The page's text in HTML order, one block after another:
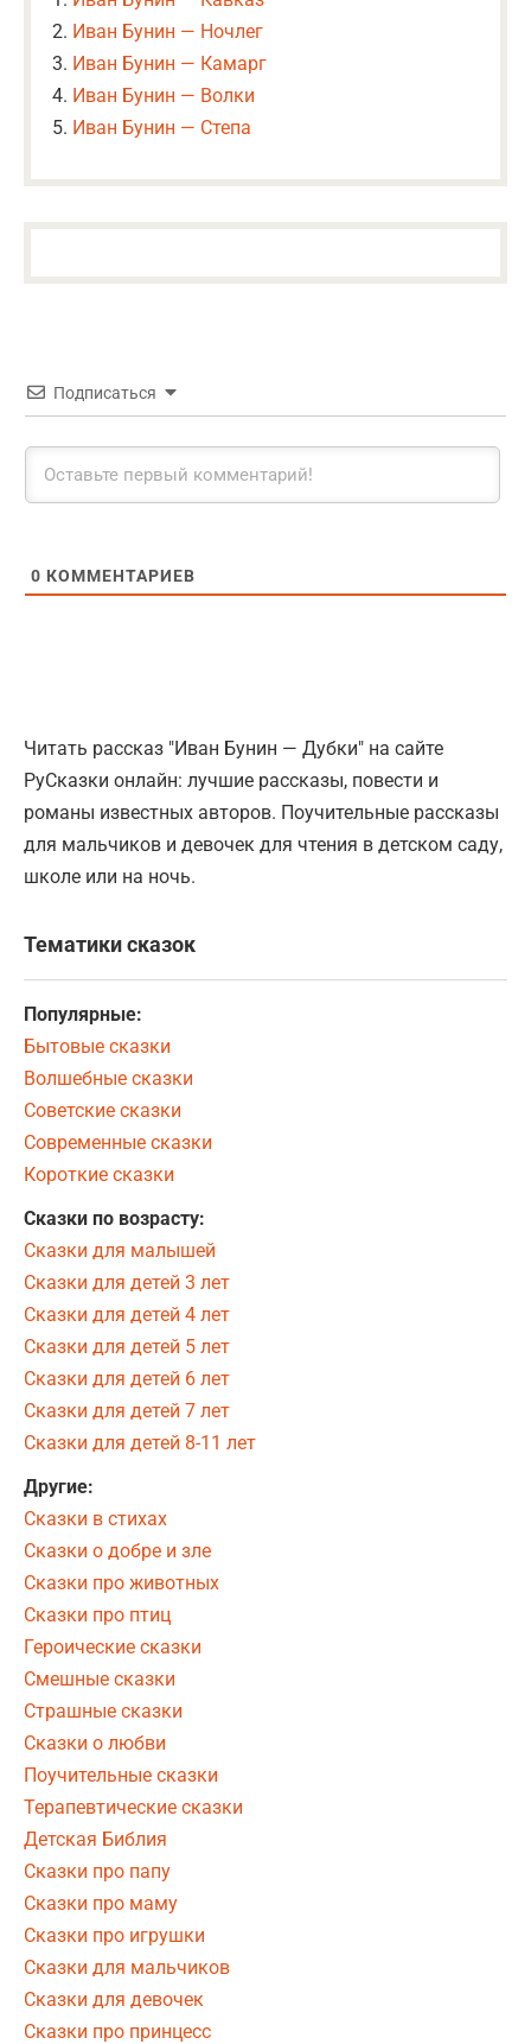
Иван Бунин — Ночлег
Иван Бунин — Камарг
Иван Бунин — Волки
Иван Бунин — Степа
Подписаться
0 КОММЕНТАРИЕВ
Читать рассказ "Иван Бунин — Дубки" на сайте
РуСказки онлайн: лучшие рассказы, повести и
романы известных авторов. Поучительные рассказы
для мальчиков и девочек для чтения в детском саду,
школе или на ночь.
Тематики сказок
Популярные:
Бытовые сказки
Волшебные сказки
Советские сказки
Современные сказки
Короткие сказки
Сказки по возрасту:
Сказки для малышей
Сказки для детей 3 лет
Сказки для детей 4 лет
Сказки для детей 5 лет
Сказки для детей 6 лет
Сказки для детей 7 лет
Сказки для детей 8-11 лет
Другие:
Сказки в стихах
Сказки о добре и зле
Сказки про животных
Сказки про птиц
Героические сказки
Смешные сказки
Страшные сказки
Сказки о любви
Поучительные сказки
Терапевтические сказки
Детская Библия
Сказки про папу
Сказки про маму
Сказки про игрушки
Сказки для мальчиков
Сказки для девочек
Сказки про принцесс